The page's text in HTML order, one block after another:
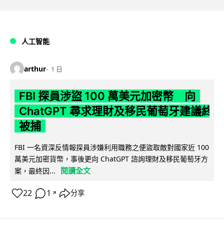
人工智能
arthur 1 日
FBI 探員涉盜 100 萬美元加密幣 向
ChatGPT 尋求理財及移民葡萄牙建議終
被捕
FBI 一名資深反情報探員涉嫌利用職務之便盜取敵對國家近 100
萬美元加密貨幣，事後更向 ChatGPT 諮詢理財及移民葡萄牙方
案，最終因...
閱讀全文
22 1 ↗ 分享